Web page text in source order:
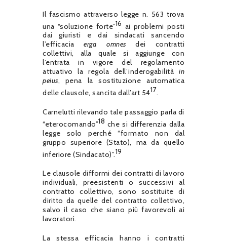
Il fascismo attraverso legge n. 563 trova
una “soluzione forte”16 ai problemi posti
dai giuristi e dai sindacati sancendo
l’efficaciaerga omnesdei contratti
collettivi, alla quale si aggiunge con
l’entrata in vigore del regolamento
attuativo la regola dell’inderogabilità in
peius, pena la sostituzione automatica
delle clausole, sancita dall’art 5417.
Carnelutti rilevando tale passaggio parla di
“eterocomando”18 che si differenzia dalla
legge solo perché “formato non dal
gruppo superiore (Stato), ma da quello
inferiore (Sindacato)”.19
Le clausole difformi dei contratti di lavoro
individuali, preesistenti o successivi al
contratto collettivo, sono sostituite di
diritto da quelle del contratto collettivo,
salvo il caso che siano più favorevoli ai
lavoratori.
La stessa efficacia hanno i contratti